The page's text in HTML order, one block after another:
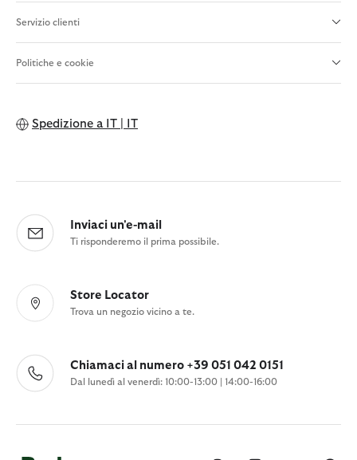
Servizio clienti
Politiche e cookie
Spedizione a IT | IT
Inviaci un'e-mail
Ti risponderemo il prima possibile.
Store Locator
Trova un negozio vicino a te.
Chiamaci al numero +39 051 042 0151
Dal lunedì al venerdì: 10:00-13:00 | 14:00-16:00